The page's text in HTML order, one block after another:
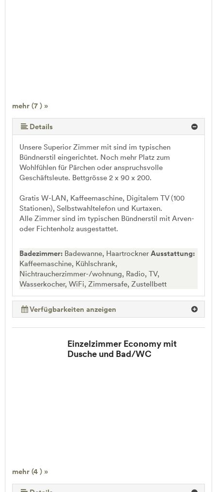
mehr (7 ) »
mehr (7 ) »
mehr (7 ) »
mehr (7 ) »
Details
Unsere Superior Zimmer mit sind im typischen
Bündnerstil eingerichtet. Noch mehr Platz zum
Wohlfühlen für Pärchen oder anspruchsvolle
Geschäftsleute. Bettgrösse 2 x 90 x 200.
Gratis W-LAN, Kaffeemaschine, Digitalem TV (100
Stationen), Selbstwahltelefon und Kurtaxen.
Alle Zimmer sind im typischen Bündnerstil mit Arven-
oder Fichtenholz ausgestattet.
Badezimmer: Badewanne, Haartrockner Ausstattung:
Kaffeemaschine, Kühlschrank,
Nichtraucherzimmer-/wohnung, Radio, TV,
Wasserkocher, WiFi, Zimmersafe, Zustellbett
Verfügbarkeiten anzeigen
mehr (4 ) »
Einzelzimmer Economy mit
Dusche und Bad/WC